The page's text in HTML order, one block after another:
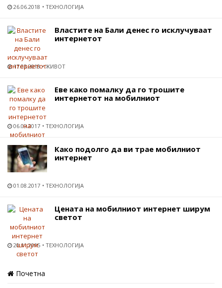
26.06.2018 ТЕХНОЛОГИЈА
Властите на Бали денес го исклучуваат
интернетот
17.03.2018 ЖИВОТ
Еве како помалку да го трошите
интернетот на мобилниот
06.09.2017 ТЕХНОЛОГИЈА
Како подолго да ви трае мобилниот
интернет
01.08.2017 ТЕХНОЛОГИЈА
Цената на мобилниот интернет ширум
светот
20.11.2015 ТЕХНОЛОГИЈА
Почетна